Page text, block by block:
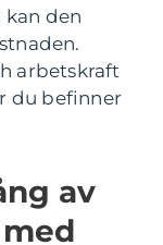
den
arbetskraft
du befinner
av